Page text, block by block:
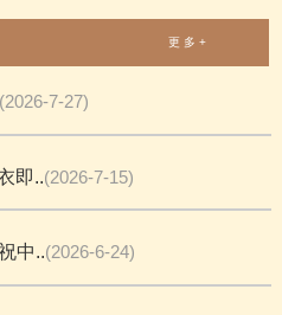
更 多 +
(2026-7-27)
即..(2026-7-15)
中..(2026-6-24)